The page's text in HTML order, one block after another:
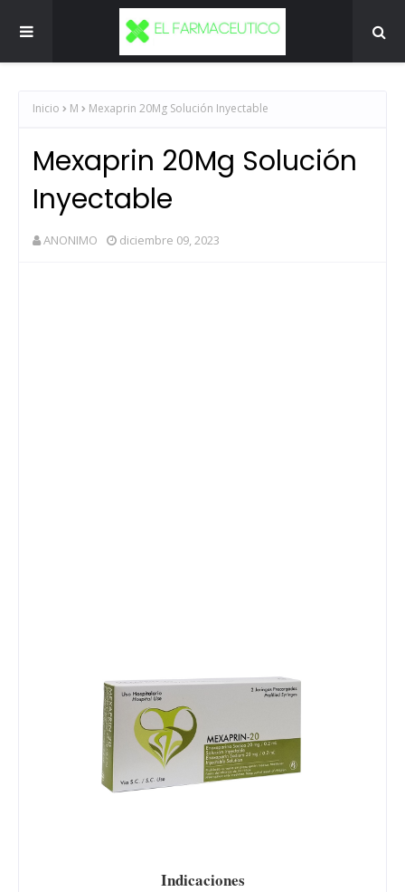
Inicio M Mexaprin 20Mg Solución Inyectable
Mexaprin 20Mg Solución
Inyectable
ANONIMO diciembre 09, 2023
Indicaciones